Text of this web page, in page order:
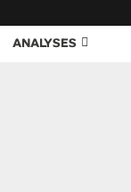
ANALYSES